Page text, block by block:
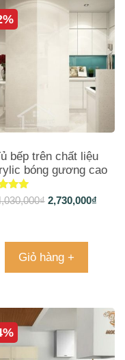
bếp trên chất liệu
bóng gương cao
cấp TB1073
xếp
₫ 2,730,000₫
Giỏ hàng +